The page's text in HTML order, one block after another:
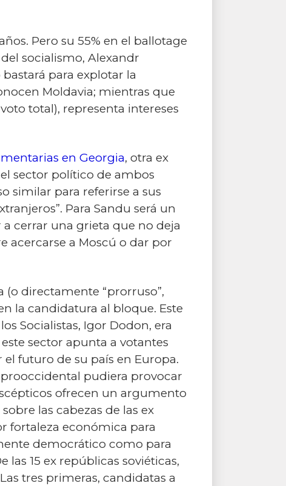
Pero su 55% en el ballotage
socialismo, Alexandr
para explotar la
Moldavia; mientras que
total), representa intereses
en Georgia, otra ex
sector político de ambos
similar para referirse a sus
Para Sandu será un
cerrar una grieta que no deja
acercarse a Moscú o dar por
directamente “prorruso”,
la candidatura al bloque. Este
Socialistas, Igor Dodon, era
sector apunta a votantes
futuro de su país en Europa.
pudiera provocar
ofrecen un argumento
las cabezas de las ex
fortaleza económica para
democrático como para
15 ex repúblicas soviéticas,
tres primeras, candidatas a